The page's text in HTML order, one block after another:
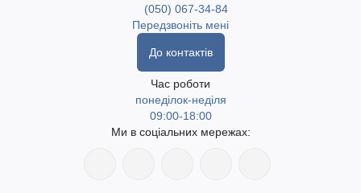
(050) 067-34-84
Передзвоніть мені
До контактів
Час роботи
понеділок-неділя
09:00-18:00
Ми в соціальних мережах: